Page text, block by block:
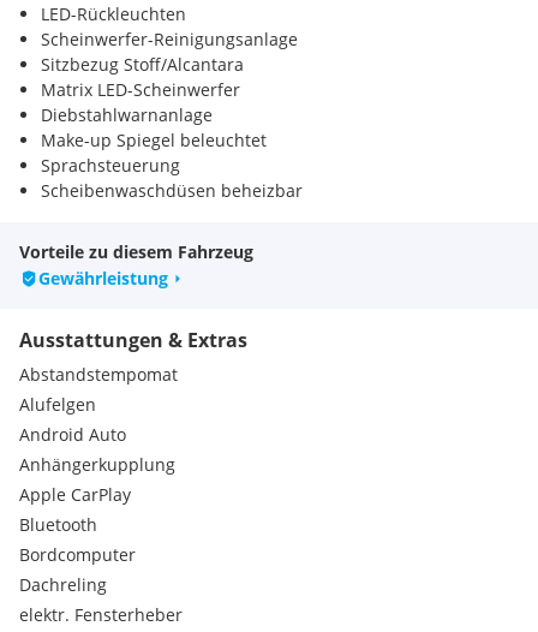
LED-Rückleuchten
Scheinwerfer-Reinigungsanlage
Sitzbezug Stoff/Alcantara
Matrix LED-Scheinwerfer
Diebstahlwarnanlage
Make-up Spiegel beleuchtet
Sprachsteuerung
Scheibenwaschdüsen beheizbar
Müdigkeitserkennung
Seitenfenster ab B-Säule abgedunkelt
Radio
Sitz-Fahrer & Beifahrer höhenverstellbar
Vorteile zu diesem Fahrzeug
Gewährleistung
Ausstattungen & Extras
Abstandstempomat
Alufelgen
Android Auto
Anhängerkupplung
Apple CarPlay
Bluetooth
Bordcomputer
Dachreling
elektr. Fensterheber